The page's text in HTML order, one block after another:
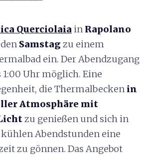
Querciolaia in Rapolano
Samstag zu einem
ein. Der Abendzugang
1:00 Uhr möglich. Eine
die Thermalbecken in
Atmosphäre mit
zu genießen und sich in
Abendstunden eine
zu gönnen. Das Angebot